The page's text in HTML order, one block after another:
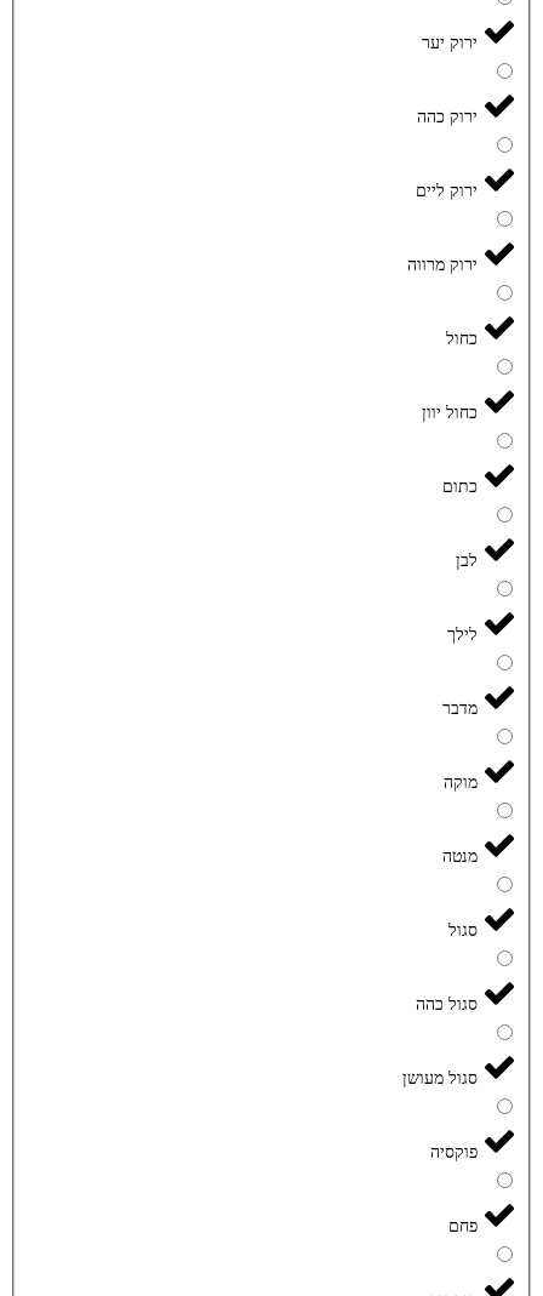
ירוק יער
ירוק כהה
ירוק ליים
ירוק מרווה
כחול
כחול יוון
כתום
לבן
לילך
מדבר
מוקה
מנטה
סגול
סגול כהה
סגול מעושן
פוקסיה
פחם